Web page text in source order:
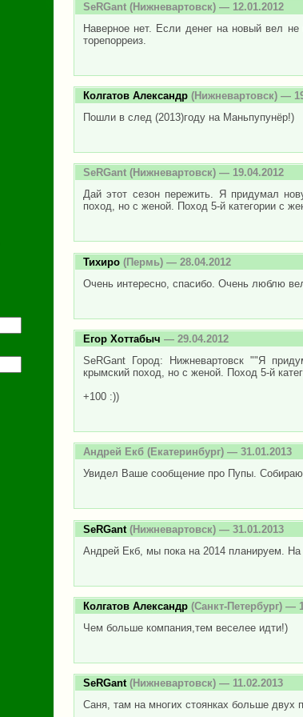
SeRGant (Нижневартовск) — 12.01.2012
Наверное нет. Если денег на новый вел
торепорреиз.
Колгатов Александр (Нижневартовск) —
Пошли в след (2013)году на Маньпупунёр!)
SeRGant (Нижневартовск) — 19.04.2012
Дай этот сезон пережить. Я придумал
поход, но с женой. Поход 5-й категории с
Тихиро (Пермь) — 28.04.2012
Очень интересно, спасибо. Очень люблю
Егор Хоттабыч — 29.04.2012
SeRGant Город: Нижневартовск ""Я
крымский поход, но с женой. Поход 5-й
+100 :))
Андрей Екб (Екатеринбург) — 31.01.2013
Увидел Ваше сообщение про Пупы.
SeRGant (Нижневартовск) — 31.01.2013
Андрей Екб, мы пока на 2014 планируем. На
Колгатов Александр (Санкт-Петербург) —
Чем больше компания,тем веселее идти!)
SeRGant(Нижневартовск) — 11.02.2013
Саня, там на многих стоянках больше двух